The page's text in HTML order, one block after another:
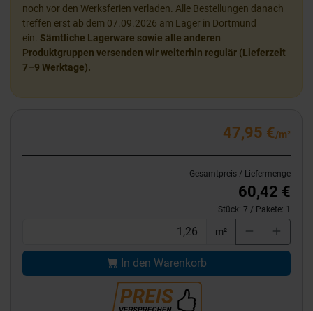
noch vor den Werksferien verladen. Alle Bestellungen danach
treffen erst ab dem 07.09.2026 am Lager in Dortmund
ein. Sämtliche Lagerware sowie alle anderen
Produktgruppen versenden wir weiterhin regulär (Lieferzeit
7–9 Werktage).
47,95 €/m²
Gesamtpreis / Liefermenge
60,42 €
Stück: 7 / Pakete: 1
m²
In den Warenkorb